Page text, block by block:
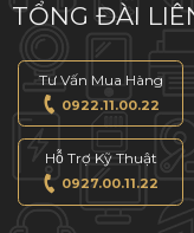
TỔNG ĐÀI
Tư Vấn Mua Hàng
0922.11.00.22
Hỗ Trợ Kỹ Thuật
0927.00.11.22